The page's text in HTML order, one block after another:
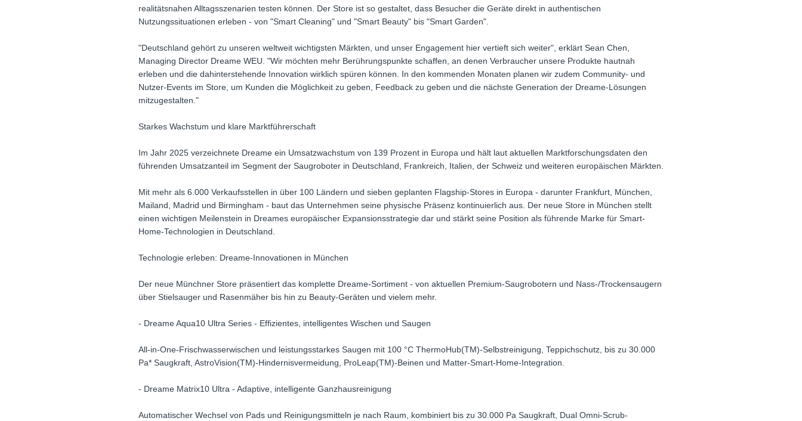
realitätsnahen Alltagsszenarien testen können. Der Store ist so gestaltet, dass Besucher die Geräte direkt in authentischen
Nutzungssituationen erleben - von "Smart Cleaning" und "Smart Beauty" bis "Smart Garden".
"Deutschland gehört zu unseren weltweit wichtigsten Märkten, und unser Engagement hier vertieft sich weiter", erklärt Sean Chen,
Managing Director Dreame WEU. "Wir möchten mehr Berührungspunkte schaffen, an denen Verbraucher unsere Produkte hautnah
erleben und die dahinterstehende Innovation wirklich spüren können. In den kommenden Monaten planen wir zudem Community- und
Nutzer-Events im Store, um Kunden die Möglichkeit zu geben, Feedback zu geben und die nächste Generation der Dreame-Lösungen
mitzugestalten."
Starkes Wachstum und klare Marktführerschaft
Im Jahr 2025 verzeichnete Dreame ein Umsatzwachstum von 139 Prozent in Europa und hält laut aktuellen Marktforschungsdaten den
führenden Umsatzanteil im Segment der Saugroboter in Deutschland, Frankreich, Italien, der Schweiz und weiteren europäischen Märkten.
Mit mehr als 6.000 Verkaufsstellen in über 100 Ländern und sieben geplanten Flagship-Stores in Europa - darunter Frankfurt, München,
Mailand, Madrid und Birmingham - baut das Unternehmen seine physische Präsenz kontinuierlich aus. Der neue Store in München stellt
einen wichtigen Meilenstein in Dreames europäischer Expansionsstrategie dar und stärkt seine Position als führende Marke für Smart-
Home-Technologien in Deutschland.
Technologie erleben: Dreame-Innovationen in München
Der neue Münchner Store präsentiert das komplette Dreame-Sortiment - von aktuellen Premium-Saugrobotern und Nass-/Trockensaugern
über Stielsauger und Rasenmäher bis hin zu Beauty-Geräten und vielem mehr.
- Dreame Aqua10 Ultra Series - Effizientes, intelligentes Wischen und Saugen
All-in-One-Frischwasserwischen und leistungsstarkes Saugen mit 100 °C ThermoHub(TM)-Selbstreinigung, Teppichschutz, bis zu 30.000
Pa* Saugkraft, AstroVision(TM)-Hindernisvermeidung, ProLeap(TM)-Beinen und Matter-Smart-Home-Integration.
- Dreame Matrix10 Ultra - Adaptive, intelligente Ganzhausreinigung
Automatischer Wechsel von Pads und Reinigungsmitteln je nach Raum, kombiniert bis zu 30.000 Pa Saugkraft, Dual Omni-Scrub-